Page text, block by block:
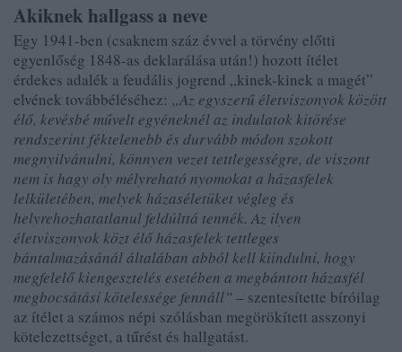
Akiknek hallgass a neve
Egy 1941-ben (csaknem száz évvel a törvény előtti
egyenlőség 1848-as deklarálása után!) hozott ítélet
érdekes adalék a feudális jogrend „kinek-kinek a magét”
elvének továbbéléséhez: „Az egyszerű életviszonyok között
élő, kevésbé művelt egyéneknél az indulatok kitörése
rendszerint féktelenebb és durvább módon szokott
megnyilvánulni, könnyen vezet tettlegességre, de viszont
nem is hagy oly mélyreható nyomokat a házasfelek
lelkületében, melyek házaséletüket végleg és
helyrehozhatatlanul feldúlttá tennék. Az ilyen
életviszonyok közt élő házasfelek tettleges
bántalmazásánál általában abból kell kiindulni, hogy
megfelelő kiengesztelés esetében a megbántott házasfél
megbocsátási kötelessége fennáll” – szentesítette bíróilag
az ítélet a számos népi szólásban megörökített asszonyi
kötelezettséget, a tűrést és hallgatást.